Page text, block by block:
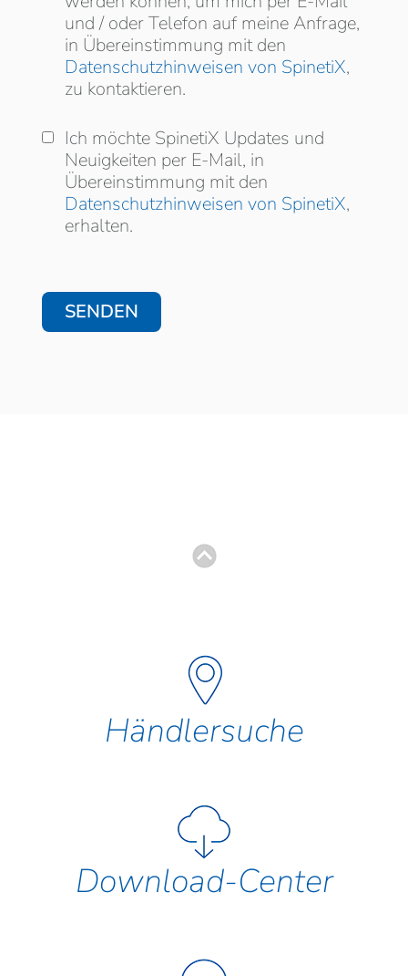
Telefon auf meine Anfrage, in
Übereinstimmung mit den
und / oder Telefon auf meine Anfrage,
in Übereinstimmung mit den
Datenschutzhinweisen von SpinetiX,
zu kontaktieren.
Ich möchte SpinetiX Updates und
Neuigkeiten per E-Mail, in
Übereinstimmung mit den
Ich möchte SpinetiX Updates und
Neuigkeiten per E-Mail, in
Übereinstimmung mit den
Datenschutzhinweisen von SpinetiX,
erhalten.
Händlersuche
Download-Center